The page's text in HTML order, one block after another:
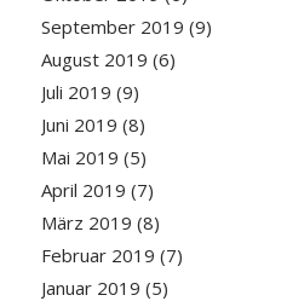
September 2019 (9)
August 2019 (6)
Juli 2019 (9)
Juni 2019 (8)
Mai 2019 (5)
April 2019 (7)
März 2019 (8)
Februar 2019 (7)
Januar 2019 (5)